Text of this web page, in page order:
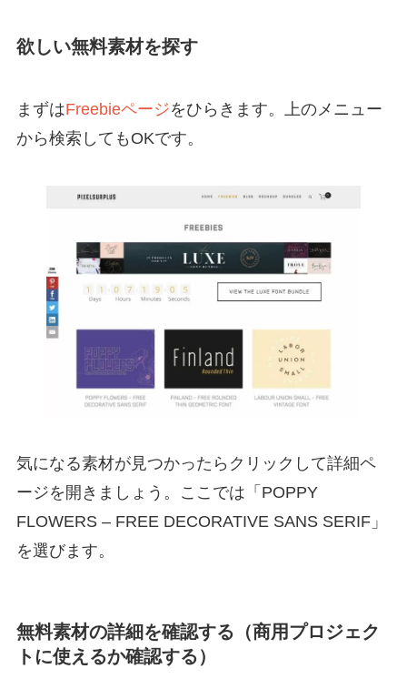
欲しい無料素材を探す
まずはFreebieページをひらきます。上のメニュー
から検索してもOKです。
気になる素材が見つかったらクリックして詳細ペ
ージを開きましょう。ここでは「POPPY
FLOWERS – FREE DECORATIVE SANS SERIF」
を選びます。
無料素材の詳細を確認する（商用プロジェク
トに使えるか確認する）